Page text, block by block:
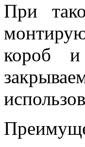
При
короб и